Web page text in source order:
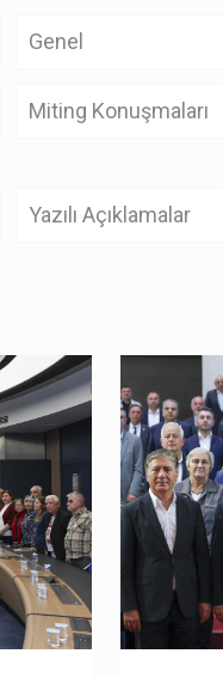
Genel
Miting Konuşmaları
Yazılı Açıklamalar